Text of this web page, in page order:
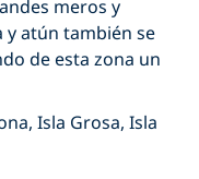
meros y
y atún también se
de esta zona un
Isla Grosa, Isla